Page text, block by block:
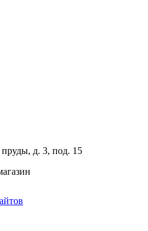
д. 3, под. 15